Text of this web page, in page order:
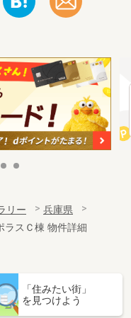
リー
兵庫県
ラスＣ棟 物件詳細
「住みたい街」
を見つけよう